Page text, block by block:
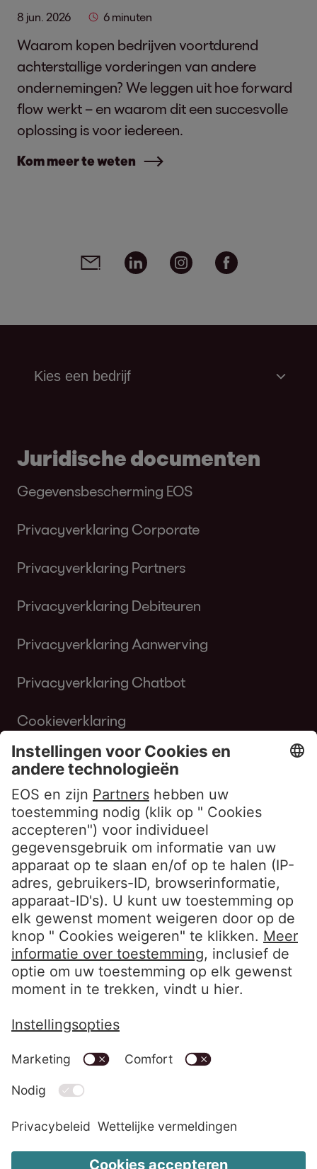
8 jun. 2026 6 minuten
Waarom kopen bedrijven voortdurend
achterstallige vorderingen van andere
ondernemingen? We leggen uit hoe forward
flow werkt – en waarom dit een succesvolle
oplossing is voor iedereen.
Kom meer te weten
Social media links - share article
Email Linkedin Instagram
Juridische documenten
Gegevensbescherming EOS
Privacyverklaring Corporate
Privacyverklaring Partners
Privacyverklaring Debiteuren
Privacyverklaring Aanwerving
Privacyverklaring Chatbot
Cookieverklaring
Gebruiksvoorwaarden Website
Klokkenluiderbeleid EOS Contentia
Volg ons
LinkedIn EOS Aremas
LinkedIn EOS Contentia